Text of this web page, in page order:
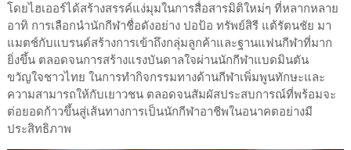
โดยไฮเออร์ได้สร้างสรรค์แง่มุมในการสื่อสารมิติใหม่ๆ ที่หลากหลาย
อาทิ การเลือกนำนักกีฬาชื่อดังอย่าง ปอป้อ ทรัพย์สิรี แต้รัตนชัย มา
แมตช์กับแบรนด์สร้างการเข้าถึงกลุ่มลูกค้าและฐานแฟนกีฬาที่มาก
ยิ่งขึ้น ตลอดจนการสร้างแรงบันดาลใจผ่านนักกีฬาแบดมินตัน
ขวัญใจชาวไทย ในการทำกิจกรรมทางด้านกีฬาเพิ่มพูนทักษะและ
ความสามารถให้กับเยาวชน ตลอดจนสัมผัสประสบการณ์ที่พร้อมจะ
ต่อยอดก้าวขึ้นสู่เส้นทางการเป็นนักกีฬาอาชีพในอนาคตอย่างมี
ประสิทธิภาพ